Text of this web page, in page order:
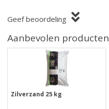
Geef beoordeling
Aanbevolen producten
Zilverzand 25 kg